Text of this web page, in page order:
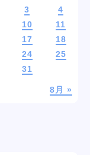
8月 »
3
4
10
11
17
18
24
25
31